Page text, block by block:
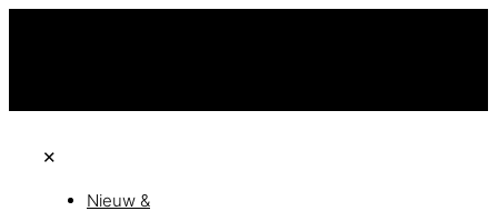
✕
Nieuw &